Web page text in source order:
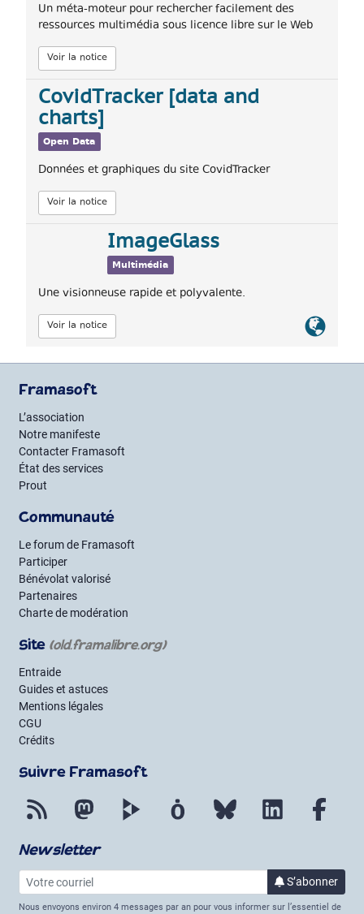
Un méta-moteur pour rechercher facilement des
ressources multimédia sous licence libre sur le Web
Voir la notice
CovidTracker [data and
charts]
Open Data
Données et graphiques du site CovidTracker
Voir la notice
ImageGlass
Multimédia
Une visionneuse rapide et polyvalente.
Voir la notice
Lien
Framasoft
L’association
Notre manifeste
Contacter Framasoft
État des services
Prout
Communauté
Le forum de Framasoft
Participer
Bénévolat valorisé
Partenaires
Charte de modération
Site (old.framalibre.org)
Entraide
Guides et astuces
Mentions légales
CGU
Crédits
Suivre Framasoft
Flux RSS Mastodon PeerTube Mobilizon Bluesky LinkedIn
Newsletter
Votre courriel
S’abonner
à la lettre
Nous envoyons environ 4 messages par an pour vous informer sur l’essentiel de